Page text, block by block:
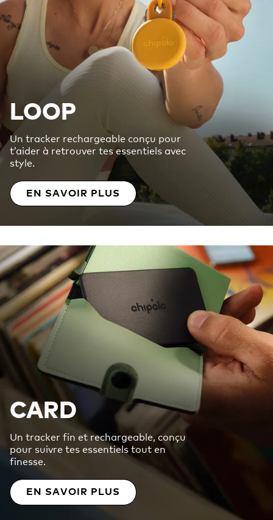
LOOP
Un tracker rechargeable conçu pour
t’aider à retrouver tes essentiels avec
style.
EN SAVOIR PLUS
CARD
Un tracker fin et rechargeable, conçu
pour suivre tes essentiels tout en
finesse.
EN SAVOIR PLUS